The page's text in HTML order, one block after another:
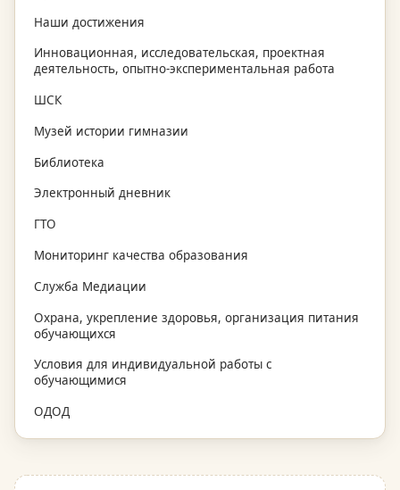
Наши достижения
Инновационная, исследовательская, проектная
деятельность, опытно-экспериментальная работа
ШСК
Музей истории гимназии
Библиотека
Электронный дневник
ГТО
Мониторинг качества образования
Служба Медиации
Охрана, укрепление здоровья, организация питания
обучающихся
Условия для индивидуальной работы с
обучающимися
ОДОД